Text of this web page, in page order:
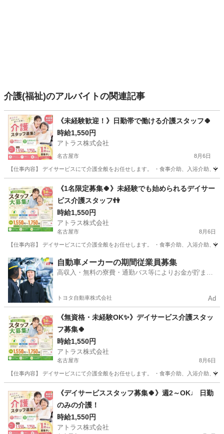
介護(福祉)のアルバイトの関連記事
《未経験歓迎！》日勤帯で働ける介護スタッフ🍀
時給1,550円
アトラス株式会社
名古屋市 8月6日
【仕事内容】 デイサービスにて介護全般をお任せします。 ・食事介助、入浴介助、
介護 スタッフ
《1名限定募集🍀》未経験でも始められるデイサー
ビス介護スタッフ👫
時給1,550円
アトラス株式会社
名古屋市 8月6日
【仕事内容】 デイサービスにて介護全般をお任せします。 ・食事介助、入浴介助、
愛知 名古屋市 介護 スタッフ
自動車メーカーの期間従業員募集
高収入・無料の寮費・通勤バス等によりお金が貯まり
トヨタ自動車株式会社 Ad
《無資格・未経験OK✨》デイサービス介護スタッ
フ募集🍀
時給1,550円
アトラス株式会社
名古屋市 8月6日
【仕事内容】 デイサービスにて介護全般をお任せします。 ・食事介助、入浴介助、
介護
《デイサービススタッフ募集🍀》週2～OK♩ 日勤
のみの介護！
時給1,550円
アトラス株式会社